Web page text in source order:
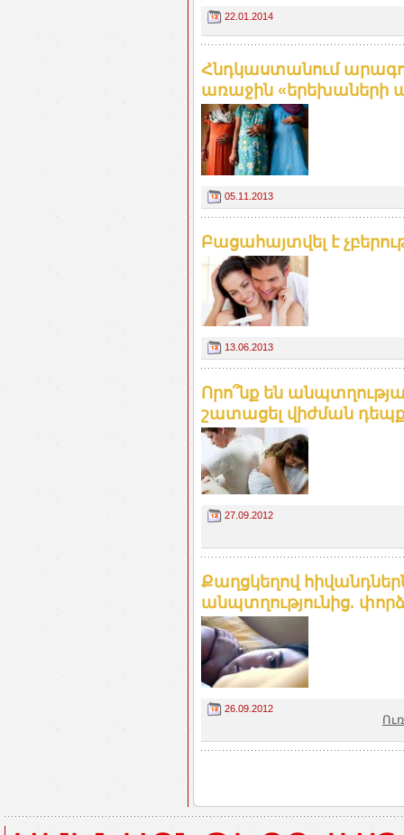
22.01.2014
Հնդկաստանում
առաջին «երեխաների
05.11.2013
Բացահայտվել է
13.06.2013
Որո՞նք են
շատացել վիժման
27.09.2012
Քաղցկեղով
անպտղությունից.
26.09.2012